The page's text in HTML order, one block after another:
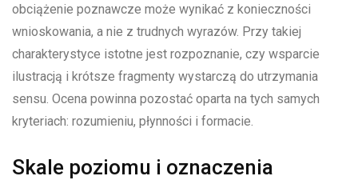
obciążenie poznawcze może wynikać z konieczności
wnioskowania, a nie z trudnych wyrazów. Przy takiej
charakterystyce istotne jest rozpoznanie, czy wsparcie
ilustracją i krótsze fragmenty wystarczą do utrzymania
sensu. Ocena powinna pozostać oparta na tych samych
kryteriach: rozumieniu, płynności i formacie.
Skale poziomu i oznaczenia